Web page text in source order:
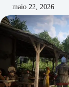
maio 22, 2026